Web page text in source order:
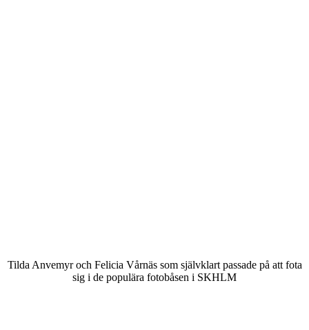
Tilda Anvemyr och Felicia Vårnäs som självklart passade på att fota
sig i de populära fotobåsen i SKHLM